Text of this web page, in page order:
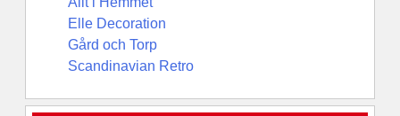
Elle Decoration
Gård och Torp
Scandinavian Retro